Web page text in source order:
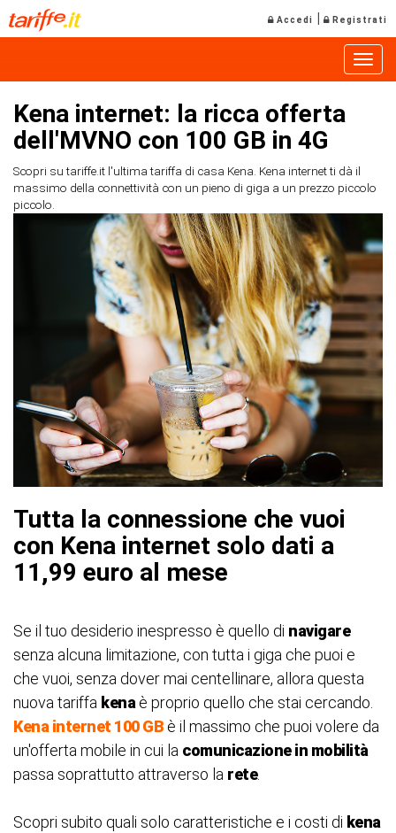
Accedi | Registrati
Kena internet: la ricca offerta
dell'MVNO con 100 GB in 4G
Scopri su tariffe.it l'ultima tariffa di casa Kena. Kena internet ti dà il
massimo della connettività con un pieno di giga a un prezzo piccolo
piccolo.
Tutta la connessione che vuoi
con Kena internet solo dati a
11,99 euro al mese
Se il tuo desiderio inespresso è quello di navigare
senza alcuna limitazione, con tutta i giga che puoi e
che vuoi, senza dover mai centellinare, allora questa
nuova tariffa kena è proprio quello che stai cercando.
Kena internet 100 GB è il massimo che puoi volere da
un'offerta mobile in cui la comunicazione in mobilità
passa soprattutto attraverso la rete.
Scopri subito quali solo caratteristiche e i costi di kena